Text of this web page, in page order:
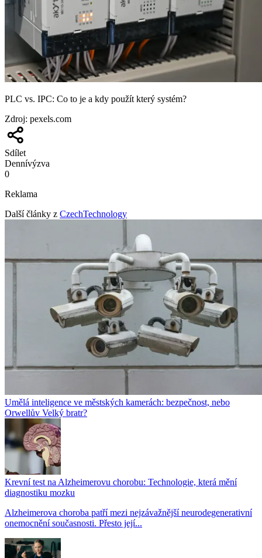
PLC vs. IPC: Co to je a kdy použít který systém?
Zdroj: pexels.com
Sdílet
Dennívýzva
0
Reklama
Další články z CzechTechnology
Umělá inteligence ve městských kamerách: bezpečnost, nebo
Orwellův Velký bratr?
Krevní test na Alzheimerovu chorobu: Technologie, která mění
diagnostiku mozku
Alzheimerova choroba patří mezi nejzávažnější neurodegenerativní
onemocnění současnosti. Přesto její...